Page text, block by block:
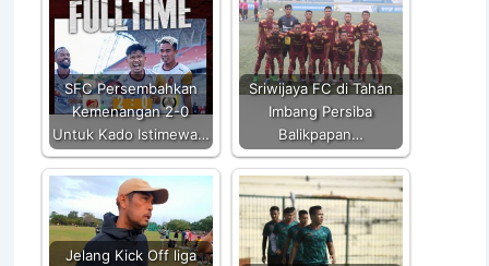
p
p
o
o
k
n
k
SFC Persembahkan
Kemenangan 2-0
Untuk Kado Istimewa…
Sriwijaya FC di Tahan
Imbang Persiba
Balikpapan…
Jelang Kick Off liga